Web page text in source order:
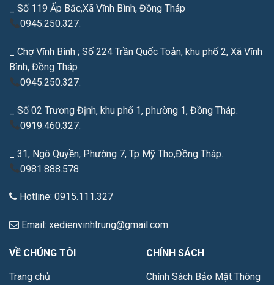
_ Số 119 Ấp Bắc,Xã Vĩnh Bình, Đồng Tháp
0945.250.327.
_ Chợ Vĩnh Bình ; Số 224 Trần Quốc Toản, khu phố 2, Xã Vĩnh
Bình, Đồng Tháp
0945.250.327.
_ Số 02 Trương Định, khu phố 1, phường 1, Đồng Tháp.
0919.460.327.
_ 31, Ngô Quyền, Phường 7, Tp Mỹ Tho,Đồng Tháp.
0981.888.578.
Hotline: 0915.111.327
Email: xedienvinhtrung@gmail.com
VỀ CHÚNG TÔI
Trang chủ
CHÍNH SÁCH
Chính Sách Bảo Mật Thông